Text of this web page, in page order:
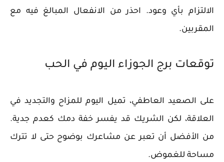
الالتزام بأي وعود. احذر من الانفعال المبالغ فيه مع
المقربين.
توقعات برج الجوزاء اليوم في الحب
على الصعيد العاطفي، تميل اليوم للمزاح والتجديد في
العلاقة، لكن الشريك قد يفسر خفة دمك كعدم جدية.
من الأفضل أن تعبر عن مشاعرك بوضوح حتى لا تترك
مساحة للغموض.